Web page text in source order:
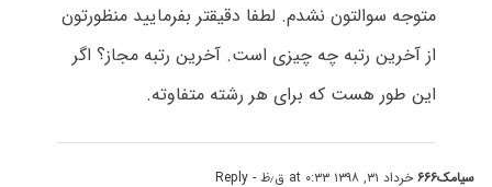
متوجه سوالتون نشدم. لطفا دقیقتر بفرمایید منظورتون
از آخرین رتبه چه چیزی است. آخرین رتبه مجاز؟ اگر
این طور هست که برای هر رشته متفاوته.
سیامک۶۶۶ خرداد ۳۱, ۱۳۹۸ at ۰:۳۳ ق٫ظ - Reply